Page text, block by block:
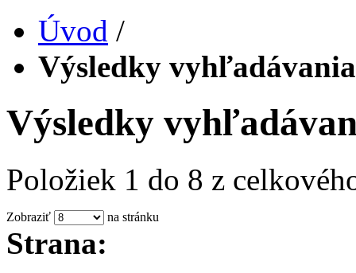
Úvod /
Výsledky
Výsledky
Položiek 1 do 8 z
Zobraziť na stránku
Strana: